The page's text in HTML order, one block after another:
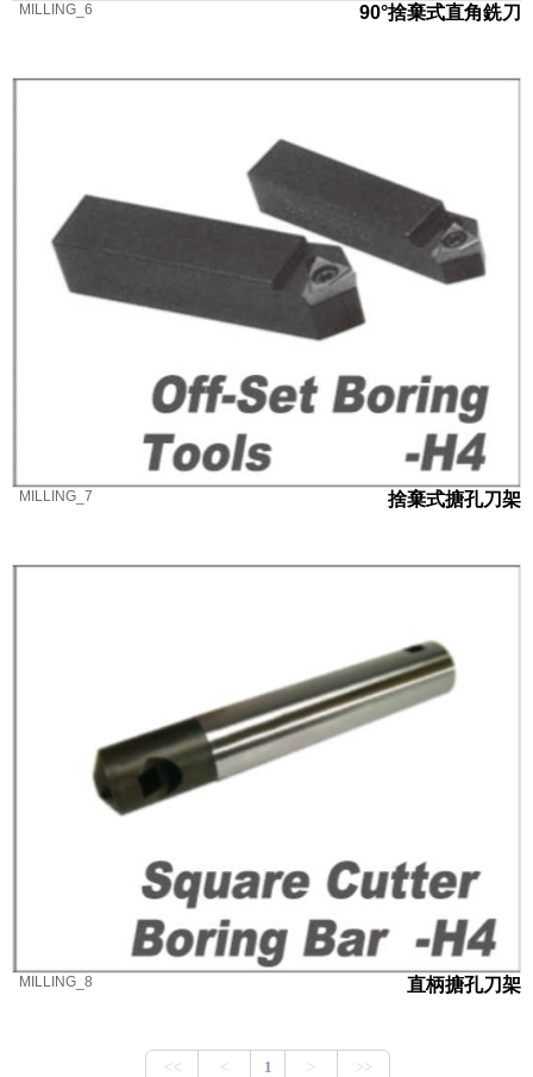
90°捨棄式直角銑刀
MILLING_6
捨棄式搪孔刀架
MILLING_7
直柄搪孔刀架
MILLING_8